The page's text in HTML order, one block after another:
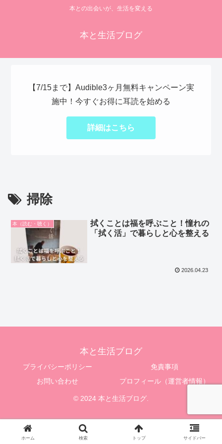
本との出会いが、生活を変える
本と生活ブログ
【7/15まで】Audible3ヶ月無料キャンペーン実
施中！今すぐお得に耳読を始める
詳細はこちら
掃除
本（読む・聴く）
拭くことは福を呼ぶこと！憧れの
「拭く活」で暮らしと心を整える
2026.04.23
本と生活ブログ
プライバシーポリシー
免責事項
お問い合わせ
プロフィール（運営者情報）
© 2024 本と生活ブログ.
ホーム 検索 トップ サイドバー